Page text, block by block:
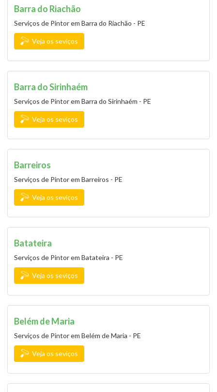
Barra do Riachão
Serviços de Pintor em Barra do Riachão - PE
Veja os seviços
Barra do Sirinhaém
Serviços de Pintor em Barra do Sirinhaém - PE
Veja os seviços
Barreiros
Serviços de Pintor em Barreiros - PE
Veja os seviços
Batateira
Serviços de Pintor em Batateira - PE
Veja os seviços
Belém de Maria
Serviços de Pintor em Belém de Maria - PE
Veja os seviços